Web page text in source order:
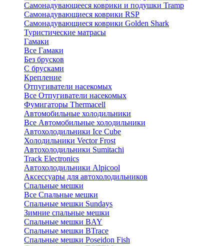
Самонадувающееся коврики и подушки Tramp
Самонадувающиеся коврики RSP
Самонадувающиеся коврики Golden Shark
Туристические матрасы
Гамаки
Все Гамаки
Без брусков
С брусками
Крепление
Отпугиватели насекомых
Все Отпугиватели насекомых
Фумигаторы Thermacell
Автомобильные холодильники
Все Автомобильные холодильники
Автохолодильники Ice Cube
Холодильники Vector Frost
Автохолодильники Sumitachi
Track Electronics
Автохолодильники Alpicool
Аксессуары для автохолодильников
Спальные мешки
Все Спальные мешки
Спальные мешки Sundays
Зимние спальные мешки
Спальные мешки BAY
Спальные мешки BTrace
Спальные мешки Poseidon Fish